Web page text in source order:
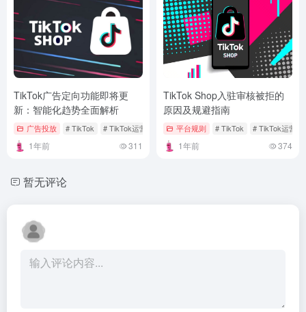
TikTok广告定向功能即将更
新：智能化趋势全面解析
广告投放 # TikTok # TikTok运营
1年前 311
TikTok Shop入驻审核被拒的
原因及规避指南
平台规则 # TikTok # TikTok运营
1年前 374
暂无评论